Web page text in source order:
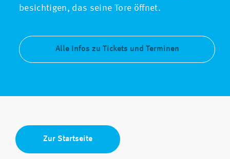
besichtigen, das seine Tore öffnet.
Alle Infos zu Tickets und Terminen
Zur Startseite